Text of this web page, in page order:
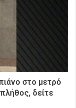
στο μετρό
δείτε